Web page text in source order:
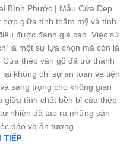
Bình Phước | Mẫu Cửa Đẹp
giữa tính thẩm mỹ và tính
được đánh giá cao. Việc sử
là một sự lựa chọn mà còn là
thép vân gỗ đã trở thành
không chỉ sự an toàn và tiện
sang trọng cho không gian
giữa tính chất bền bỉ của thép
nhiên đã tạo ra những sản
đáo và ấn tượng....
TIẾP